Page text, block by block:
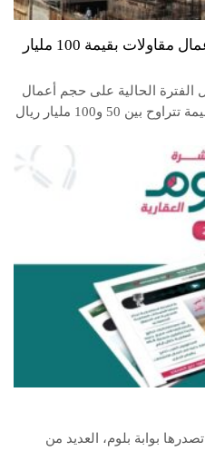
ريدكون للتعمير تتنافس على أعمال مقاولات بقيمة 100 مليار
الفترة الحالية على حجم أعمال
و100 مليار ريال
بوابة بلوم، العديد من